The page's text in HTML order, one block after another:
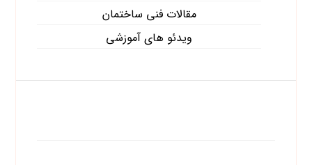
مقالات فنی ساختمان
ویدئو های آموزشی